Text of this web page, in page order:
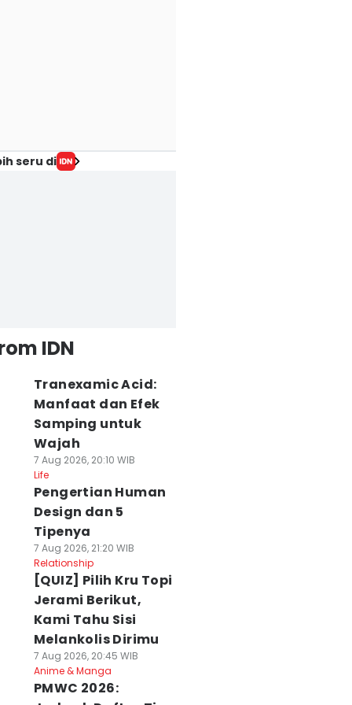
seru di
IDN
Tranexamic Acid:
Manfaat dan Efek
Samping untuk
Wajah
7 Aug 2026, 20:10 WIB
Life
Pengertian Human
Design dan 5
Tipenya
7 Aug 2026, 21:20 WIB
Relationship
[QUIZ] Pilih Kru Topi
Jerami Berikut,
Kami Tahu Sisi
Melankolis Dirimu
7 Aug 2026, 20:45 WIB
Anime & Manga
PMWC 2026: